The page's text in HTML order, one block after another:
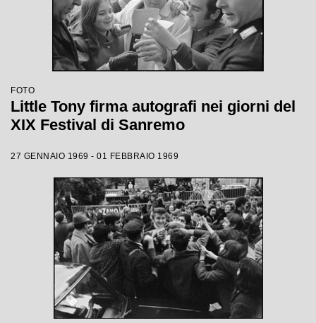
FOTO
Little Tony firma autografi nei giorni del
XIX Festival di Sanremo
27 GENNAIO 1969 - 01 FEBBRAIO 1969